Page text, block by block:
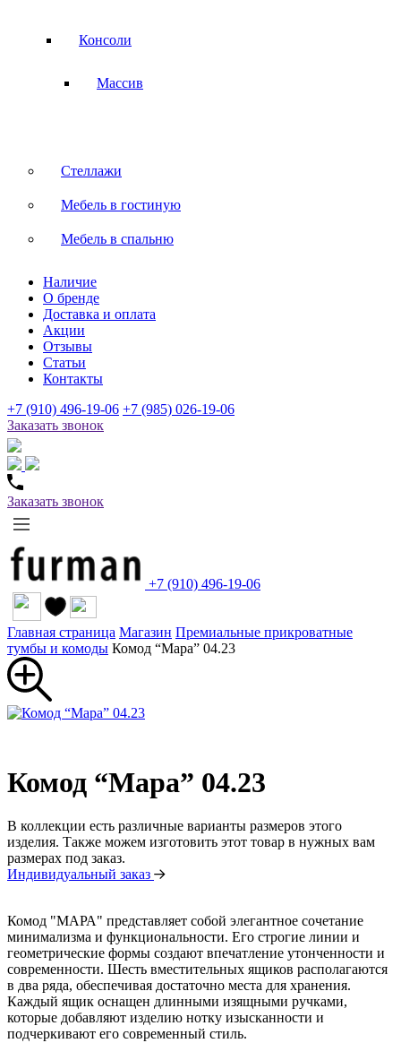
Консоли
Массив
Стеллажи
Мебель в гостиную
Мебель в спальню
Наличие
О бренде
Доставка и оплата
Акции
Отзывы
Статьи
Контакты
+7 (910) 496-19-06 +7 (985) 026-19-06
Заказать звонок
Заказать звонок
+7 (910) 496-19-06
Главная страница Магазин Премиальные прикроватные
тумбы и комоды Комод “Мара” 04.23
Комод “Мара” 04.23
В коллекции есть различные варианты размеров этого
изделия. Также можем изготовить этот товар в нужных вам
размерах под заказ.
Индивидуальный заказ
Комод "МАРА" представляет собой элегантное сочетание
минимализма и функциональности. Его строгие линии и
геометрические формы создают впечатление утонченности и
современности. Шесть вместительных ящиков располагаются
в два ряда, обеспечивая достаточно места для хранения.
Каждый ящик оснащен длинными изящными ручками,
которые добавляют изделию нотку изысканности и
подчеркивают его современный стиль.